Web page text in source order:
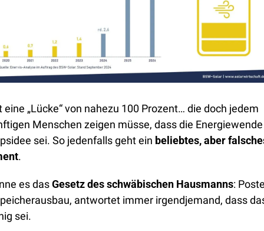
eine „Lücke“ von nahezu 100 Prozent… die doch jedem
Menschen zeigen müsse, dass die
sei. So jedenfalls geht ein beliebtes, aber
.
es das Gesetz des schwäbischen Hausmanns:
antwortet immer irgendjemand, dass
sei.